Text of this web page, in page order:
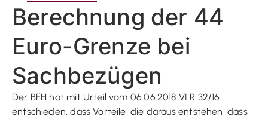
Berechnung der 44
Euro-Grenze bei
Sachbezügen
Der BFH hat mit Urteil vom 06.06.2018 VI R 32/16
entschieden, dass Vorteile, die daraus entstehen, dass